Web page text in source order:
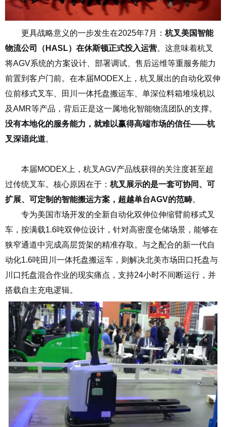
更具战略意义的一步发生在2025年7 月： 杭叉美国智能
物流公司（ HASL）在休斯顿正式投入运营。这意味着杭叉
将AGV系统的方案设计、部署调试、售后运维等重服务能力
前置到客户门前。在本届MODEX 上，杭叉展出的自动化双伸
位前移式叉车、田川一体托盘搬运车、单深位料箱堆垛机以
及AMR等产品，背后正是这一属地化智能物流团队的支撑。
没有本地化的服务能力，就难以赢得高端市场的信任——杭
叉深谙此道。
本届MODEX 上，杭叉 AGV产品线获得的关注度甚至超
过传统叉车。核心原因在于： 杭叉展示的是一套可协同、可
扩展、可定制的智能搬运方案，超越单台AGV的范畴。
专为美国市场开发的全新自动化双伸位伸缩臂前移式叉
车，按满载1.6吨双伸位设计，针对高密度仓储场景，能够在
狭窄通道中完成高层货架的精准存取。与之配合的新一代自
动化1.6吨田川一体托盘搬运车，则解决北美市场田口托盘与
川口托盘混合作业的现实痛点，支持24小时不间断运行，并
搭载自主充电逻辑。